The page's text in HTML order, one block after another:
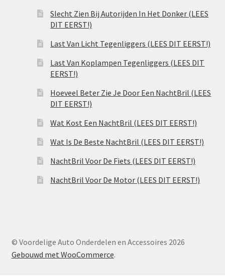
Slecht Zien Bij Autorijden In Het Donker (LEES
DIT EERST!)
Last Van Licht Tegenliggers (LEES DIT EERST!)
Last Van Koplampen Tegenliggers (LEES DIT
EERST!)
Hoeveel Beter Zie Je Door Een NachtBril (LEES
DIT EERST!)
Wat Kost Een NachtBril (LEES DIT EERST!)
Wat Is De Beste NachtBril (LEES DIT EERST!)
NachtBril Voor De Fiets (LEES DIT EERST!)
NachtBril Voor De Motor (LEES DIT EERST!)
© Voordelige Auto Onderdelen en Accessoires 2026
Gebouwd met WooCommerce.